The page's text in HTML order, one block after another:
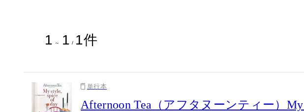
1 ～ 1 / 1件
単行本
Afternoon Tea（アフタヌーンティー）